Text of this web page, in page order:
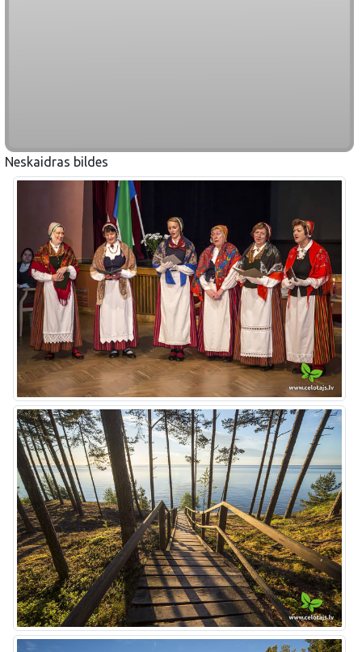
Neskaidras bildes